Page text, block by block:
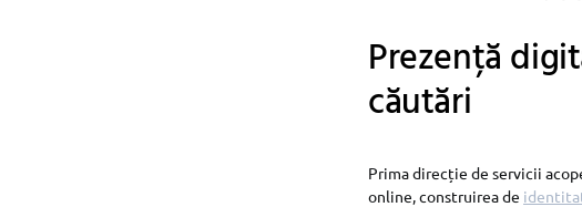
Prezență
căutări
Prima direcție de servicii
online, construirea de